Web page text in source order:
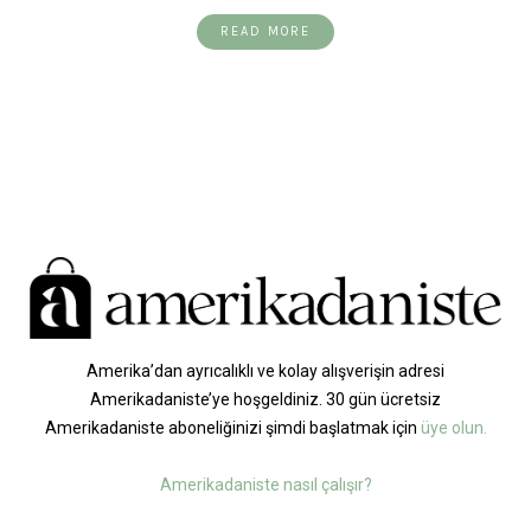
READ MORE
Amerika’dan ayrıcalıklı ve kolay alışverişin adresi
Amerikadaniste’ye hoşgeldiniz. 30 gün ücretsiz
Amerikadaniste aboneliğinizi şimdi başlatmak için üye olun.
Amerikadaniste nasıl çalışır?